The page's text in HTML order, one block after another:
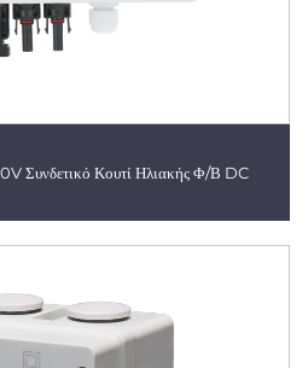
Συνδετικό Κουτί Ηλιακής Φ/Β DC